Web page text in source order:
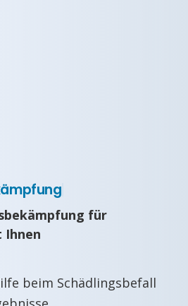
für
Ihnen
beim Schädlingsbefall